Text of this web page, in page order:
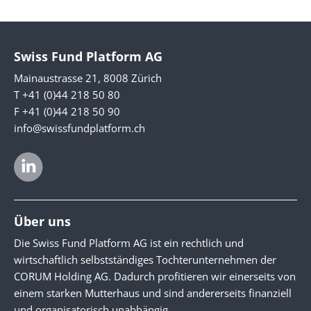
Swiss Fund Platform AG
Mainaustrasse 21, 8008 Zürich
T +41 (0)44 218 50 80
F +41 (0)44 218 50 90
info@swissfundplatform.ch
Über uns
Die Swiss Fund Platform AG ist ein rechtlich und
wirtschaftlich selbstständiges Tochterunternehmen der
CORUM Holding AG. Dadurch profitieren wir einerseits von
einem starken Mutterhaus und sind andererseits finanziell